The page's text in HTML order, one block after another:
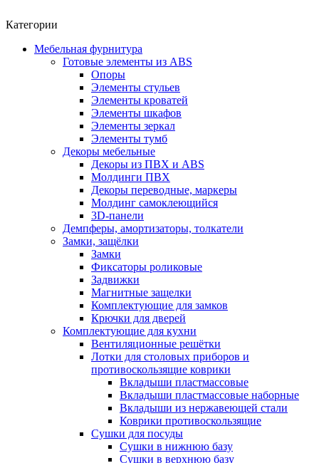
Категории
Мебельная фурнитура
Готовые элементы из ABS
Опоры
Элементы стульев
Элементы кроватей
Элементы шкафов
Элементы зеркал
Элементы тумб
Декоры мебельные
Декоры из ПВХ и ABS
Молдинги ПВХ
Декоры переводные, маркеры
Молдинг самоклеющийся
3D-панели
Демпферы, амортизаторы, толкатели
Замки, защёлки
Замки
Фиксаторы роликовые
Задвижки
Магнитные защелки
Комплектующие для замков
Крючки для дверей
Комплектующие для кухни
Вентиляционные решётки
Лотки для столовых приборов и
противоскользящие коврики
Вкладыши пластмассовые
Вкладыши пластмассовые наборные
Вкладыши из нержавеющей стали
Коврики противоскользящие
Сушки для посуды
Сушки в нижнюю базу
Сушки в верхнюю базу